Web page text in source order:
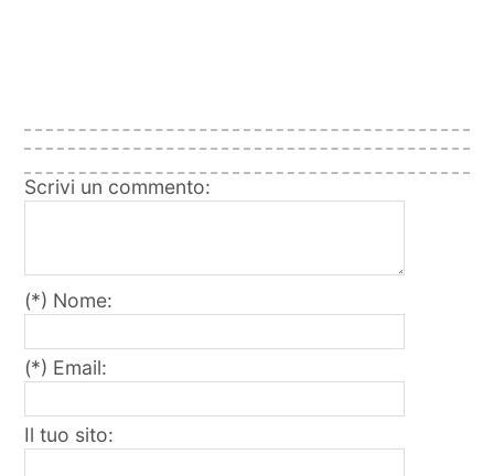
Scrivi un commento:
(*) Nome:
(*) Email:
Il tuo sito: